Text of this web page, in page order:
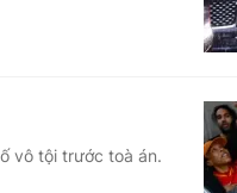
tuyến
vô tội trước toà án.